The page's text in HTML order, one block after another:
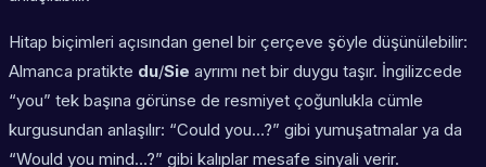
Hitap biçimleri açısından genel bir çerçeve şöyle düşünülebilir:
Almanca pratikte du/Sie ayrımı net bir duygu taşır. İngilizcede
“you” tek başına görünse de resmiyet çoğunlukla cümle
kurgusundan anlaşılır: “Could you…?” gibi yumuşatmalar ya da
“Would you mind…?” gibi kalıplar mesafe sinyali verir.